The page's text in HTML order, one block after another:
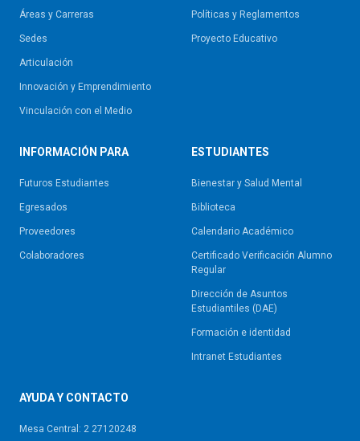
Áreas y Carreras
Sedes
Articulación
Innovación y Emprendimiento
Vinculación con el Medio
Políticas y Reglamentos​
Proyecto Educativo
INFORMACIÓN PARA
Futuros Estudiantes
Egresados
Proveedores
Colaboradores
ESTUDIANTES
Bienestar y Salud Mental
Biblioteca
Calendario Académico
Certificado Verificación Alumno
Regular
Dirección de Asuntos
Estudiantiles (DAE)
Formación e identidad
Intranet Estudiantes
AYUDA Y CONTACTO
Mesa Central: 2 27120248